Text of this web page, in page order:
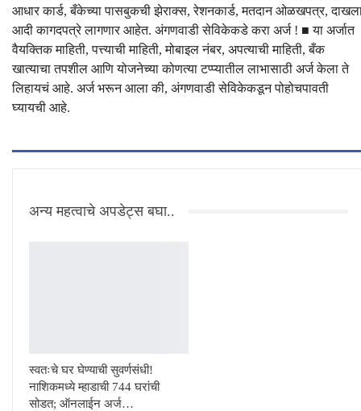
आधार कार्ड, बँकेच्या पासबुकची झेराक्स, रेशनकार्ड, मतदान ओळखपत्र,
आदी कागदपत्रे लागणार आहेत. अंगणवाडी सेविकेकडे करा अर्ज ! ■ या अर्जात
वैयक्तिक माहिती, पत्त्याची माहिती, मोबाइल नंबर, अपत्याची माहिती, बँक
खात्याचा तपशील आणि योजनेच्या कोणत्या टप्प्यातील लाभासाठी अर्ज केला ते
लिहायचं आहे. अर्ज भरून आला की, अंगणवाडी सेविकेकडून पोहोचपावती
घ्यायची आहे.
अन्य महत्वाचे अपडेट्स बघा..
स्वतःचे घर घेण्याची सुवर्णसंधी!
नाशिकमध्ये म्हाडाची 744 घरांची
सोडत; ऑनलाईन अर्ज…